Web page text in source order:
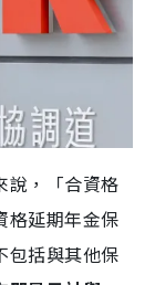
說，「合資格
格延期年金保
包括與其他保